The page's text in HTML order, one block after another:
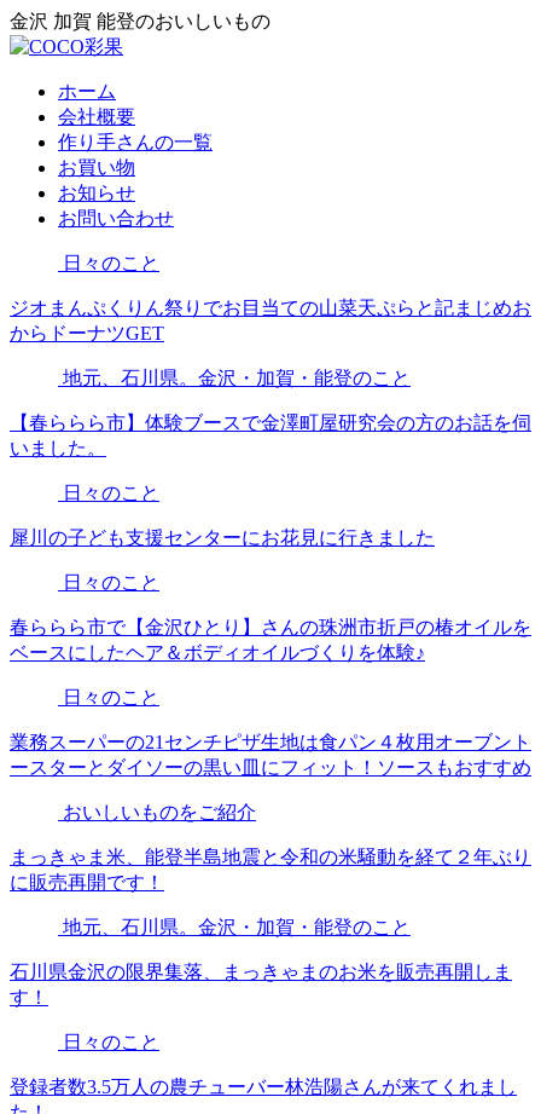
金沢 加賀 能登のおいしいもの
ホーム
会社概要
作り手さんの一覧
お買い物
お知らせ
お問い合わせ
日々のこと
ジオまんぷくりん祭りでお目当ての山菜天ぷらと記まじめお
からドーナツGET
地元、石川県。金沢・加賀・能登のこと
【春ららら市】体験ブースで金澤町屋研究会の方のお話を伺
いました。
日々のこと
犀川の子ども支援センターにお花見に行きました
日々のこと
春ららら市で【金沢ひとり】さんの珠洲市折戸の椿オイルを
ベースにしたヘア＆ボディオイルづくりを体験♪
日々のこと
業務スーパーの21センチピザ生地は食パン４枚用オーブント
ースターとダイソーの黒い皿にフィット！ソースもおすすめ
おいしいものをご紹介
まっきゃま米、能登半島地震と令和の米騒動を経て２年ぶり
に販売再開です！
地元、石川県。金沢・加賀・能登のこと
石川県金沢の限界集落、まっきゃまのお米を販売再開しま
す！
日々のこと
登録者数3.5万人の農チューバー林浩陽さんが来てくれまし